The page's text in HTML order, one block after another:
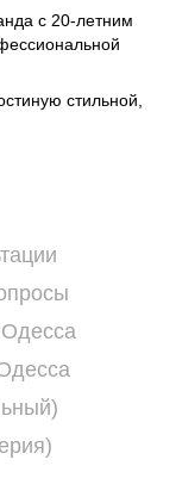
с 20-летним
стильной,